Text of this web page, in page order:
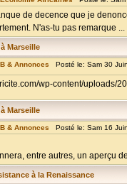
de decence que je
N'as-tu pas remarque ...
Marseille
& Annonces Posté le: Sam 30
wp-content/uploads/
Marseille
& Annonces Posté le: Sam 16
entre autres, un aperçu
à la Renaissance